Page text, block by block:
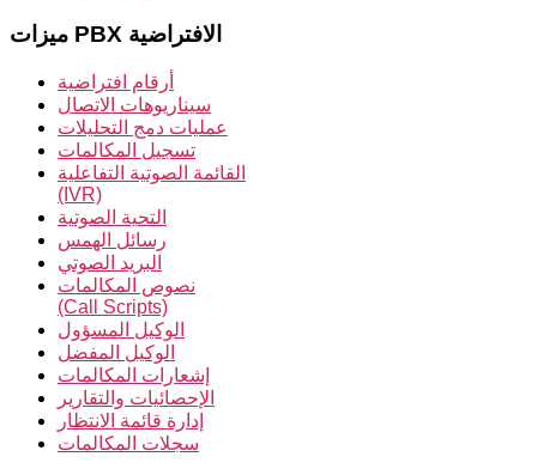
ميزات PBX الافتراضية
أرقام افتراضية
سيناريوهات الاتصال
عمليات دمج التحليلات
تسجيل المكالمات
القائمة الصوتية التفاعلية
(IVR)
التحية الصوتية
رسائل الهمس
البريد الصوتي
نصوص المكالمات
(Call Scripts)
الوكيل المسؤول
الوكيل المفضل
إشعارات المكالمات
الإحصائيات والتقارير
إدارة قائمة الانتظار
سجلات المكالمات